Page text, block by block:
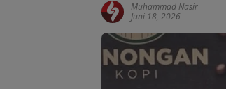
Muhammad Nasir
Juni 18, 2026